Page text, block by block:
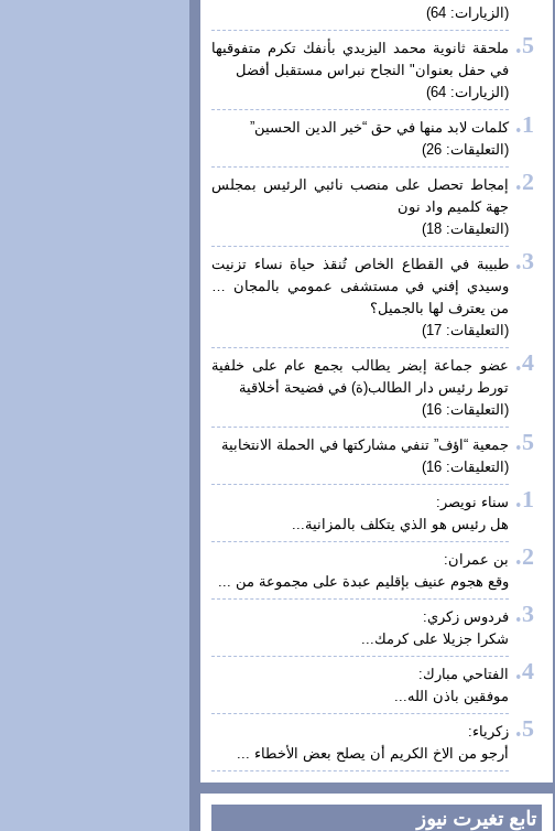
(الزيارات: 64)
ملحقة ثانوية محمد اليزيدي بأنفك تكرم متفوقيها
في حفل بعنوان" النجاح نبراس مستقبل أفضل
(الزيارات: 64)
كلمات لابد منها في حق “خير الدين الحسين”
(التعليقات: 26)
إمجاط تحصل على منصب نائبي الرئيس بمجلس
جهة كلميم واد نون
(التعليقات: 18)
طبيبة في القطاع الخاص تُنقذ حياة نساء تزنيت
وسيدي إفني في مستشفى عمومي بالمجان …
من يعترف لها بالجميل؟
(التعليقات: 17)
عضو جماعة إبضر يطالب بجمع عام على خلفية
تورط رئيس دار الطالب(ة) في فضيحة أخلاقية
(التعليقات: 16)
جمعية “اؤف” تنفي مشاركتها في الحملة الانتخابية
(التعليقات: 16)
سناء نويصر:
هل رئيس هو الذي يتكلف بالمزانية...
بن عمران:
وقع هجوم عنيف بإقليم عبدة على مجموعة من ...
فردوس زكري:
شكرا جزيلا على كرمك...
الفتاحي مبارك:
موفقين باذن الله...
زكرياء:
أرجو من الاخ الكريم أن يصلح بعض الأخطاء ...
تابع تغيرت نيوز